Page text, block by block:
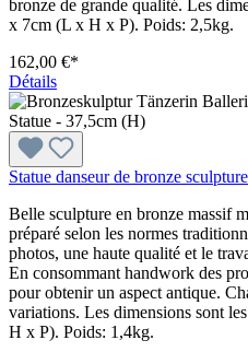
bronze de grande qualité. Les
x 7cm (L x H x P). Poids: 2,5kg.
162,00 €*
Détails
Statue danseur de bronze
Belle sculpture en bronze massif
préparé selon les normes
photos, une haute qualité et le
En consommant handwork des
pour obtenir un aspect antique.
variations. Les dimensions sont
H x P). Poids: 1,4kg.